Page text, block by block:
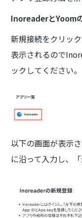
InoreaderとYoom
新規接続をクリッ
表示されるので
ックしてください。
以下の画面が表示
に沿って入力し、